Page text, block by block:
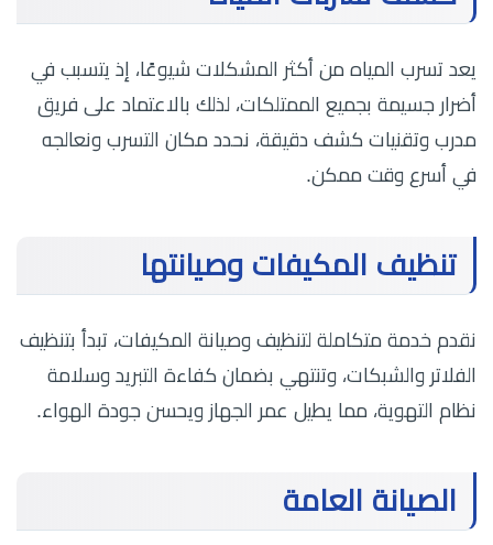
يعد تسرب المياه من أكثر المشكلات شيوعًا، إذ يتسبب في
أضرار جسيمة بجميع الممتلكات، لذلك بالاعتماد على فريق
مدرب وتقنيات كشف دقيقة، نحدد مكان التسرب ونعالجه
في أسرع وقت ممكن.
تنظيف المكيفات وصيانتها
نقدم خدمة متكاملة لتنظيف وصيانة المكيفات، تبدأ بتنظيف
الفلاتر والشبكات، وتنتهي بضمان كفاءة التبريد وسلامة
نظام التهوية، مما يطيل عمر الجهاز ويحسن جودة الهواء.
الصيانة العامة